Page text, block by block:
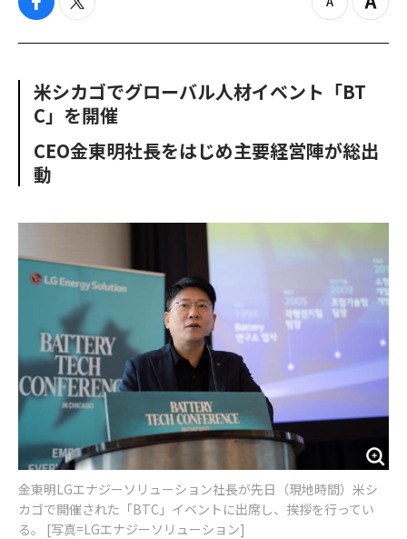
f
c
o
o
t
i
e
r
z
o
u
Z
o
米シカゴでグローバル人材イベント「BT
C」を開催
CEO金東明社長をはじめ主要経営陣が総出
動
金東明LGエナジーソリューション社長が先日（現地時間）米シ
カゴで開催された「BTC」イベントに出席し、挨拶を行ってい
る。 [写真=LGエナジーソリューション]